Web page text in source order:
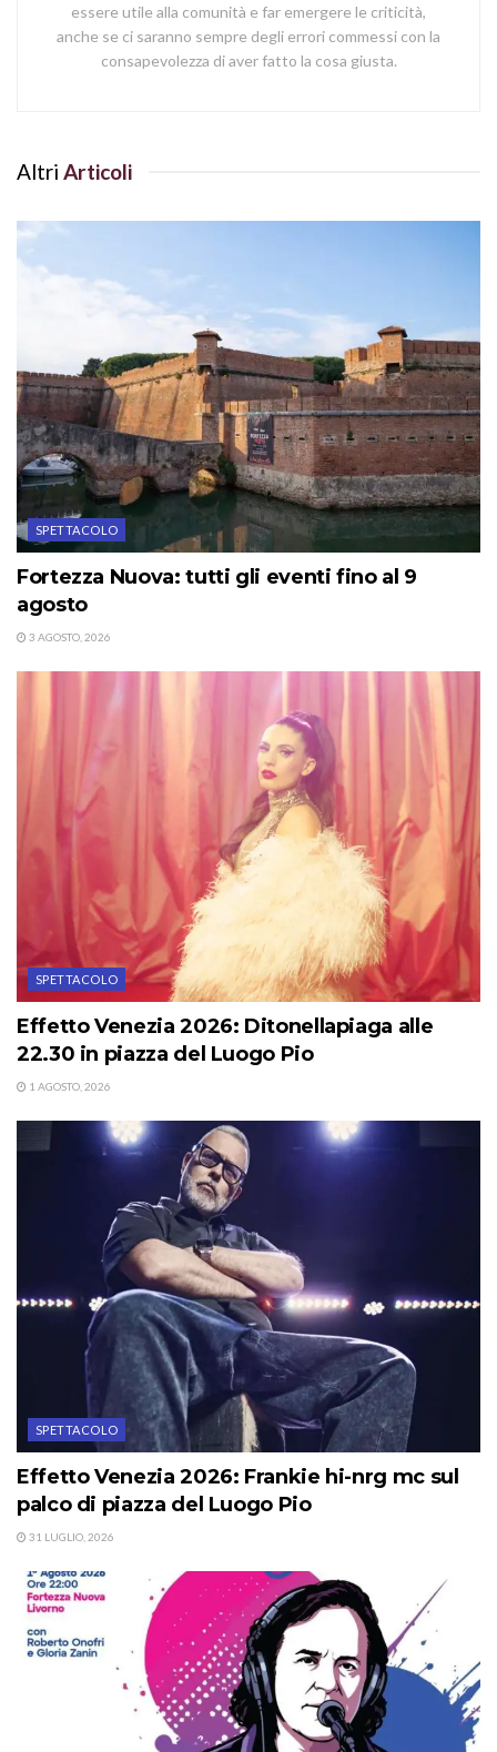
essere utile alla comunità e far emergere le criticità,
anche se ci saranno sempre degli errori commessi con la
consapevolezza di aver fatto la cosa giusta.
Altri Articoli
SPETTACOLO
Fortezza Nuova: tutti gli eventi fino al 9
agosto
3 AGOSTO, 2026
SPETTACOLO
Effetto Venezia 2026: Ditonellapiaga alle
22.30 in piazza del Luogo Pio
1 AGOSTO, 2026
SPETTACOLO
Effetto Venezia 2026: Frankie hi-nrg mc sul
palco di piazza del Luogo Pio
31 LUGLIO, 2026